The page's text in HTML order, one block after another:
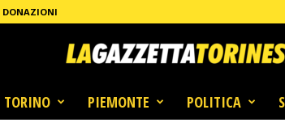
DONAZIONI
TORINO PIEMONTE POLITICA